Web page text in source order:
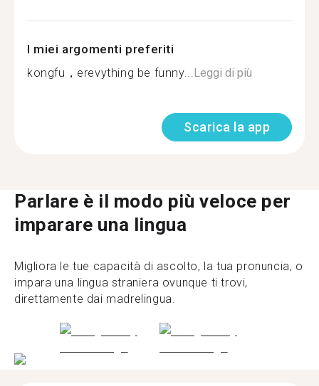
I miei argomenti preferiti
kongfu，erevything be funny... Leggi di più
Scarica la app
Parlare è il modo più veloce per
imparare una lingua
Migliora le tue capacità di ascolto, la tua pronuncia, o
impara una lingua straniera ovunque ti trovi,
direttamente dai madrelingua.